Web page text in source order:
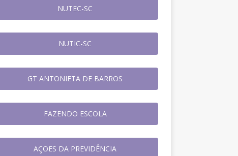
NUTEC-SC
NUTIC-SC
GT ANTONIETA DE BARROS
FAZENDO ESCOLA
AÇOES DA PREVIDÊNCIA